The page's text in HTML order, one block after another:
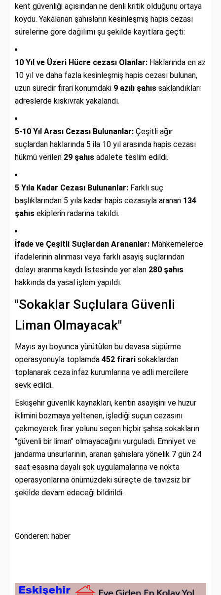
kent güvenliği açısından ne denli kritik olduğunu ortaya
koydu. Yakalanan şahısların kesinleşmiş hapis cezası
sürelerine göre dağılımı şu şekilde kayıtlara geçti:
10 Yıl ve Üzeri Hücre cezası Olanlar: Haklarında en az
10 yıl ve daha fazla kesinleşmiş hapis cezası bulunan,
uzun süredir firari konumdaki 9 azılı şahıs saklandıkları
adreslerde kıskıvrak yakalandı.
5-10 Yıl Arası Cezası Bulunanlar: Çeşitli ağır
suçlardan haklarında 5 ila 10 yıl arasında hapis cezası
hükmü verilen 29 şahıs adalete teslim edildi.
5 Yıla Kadar Cezası Bulunanlar: Farklı suç
başlıklarından 5 yıla kadar hapis cezasıyla aranan 134
şahıs ekiplerin radarına takıldı.
İfade ve Çeşitli Suçlardan Arananlar: Mahkemelerce
ifadelerinin alınması veya farklı asayiş suçlarından
dolayı aranma kaydı listesinde yer alan 280 şahıs
hakkında da yasal işlem yapıldı.
"Sokaklar Suçlulara Güvenli
Liman Olmayacak"
Mayıs ayı boyunca yürütülen bu devasa süpürme
operasyonuyla toplamda 452 firari sokaklardan
toplanarak ceza infaz kurumlarına ve adli mercilere
sevk edildi.
Eskişehir güvenlik kaynakları, kentin asayişini ve huzur
iklimini bozmaya yeltenen, işlediği suçun cezasını
çekmeyerek firar yolunu seçen hiçbir şahsa sokakların
"güvenli bir liman" olmayacağını vurguladı. Emniyet ve
jandarma unsurlarının, aranan şahıslara yönelik 7 gün 24
saat esasına dayalı şok uygulamalarına ve nokta
operasyonlarına önümüzdeki süreçte de tavizsiz bir
şekilde devam edeceği bildirildi.
Gönderen: haber